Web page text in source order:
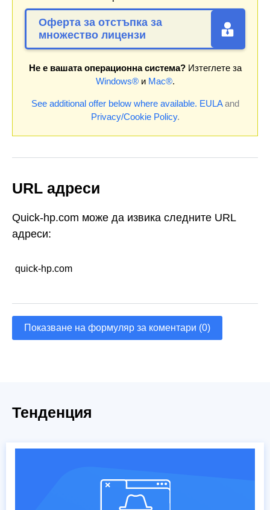
Оферта за отстъпка за
множество лицензи
Не е вашата операционна система?Изтеглете за
Windows®и Mac®.
See additional offer below where available. EULAand
Privacy/Cookie Policy.
URL адреси
Quick-hp.com може да извика следните URL
адреси:
quick-hp.com
Показване на формуляр за коментари (0)
Тенденция